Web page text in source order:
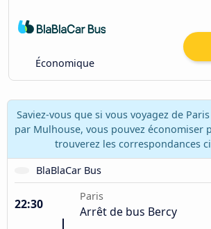
Économique
Saviez-vous que si vous voyagez de
par Mulhouse, vous pouvez économiser
trouverez les correspondances
BlaBlaCar Bus
22:30
Paris
Arrêt de bus Bercy